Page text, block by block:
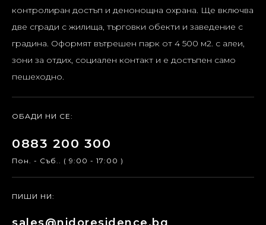
контролиран достъп и денонощна охрана. Ще включва
две сгради с жилища, търговки обекти и заведение с
градина. Оформят вътрешен парк от 4 500 м2. с алеи,
зони за отдих, социален контакт и е достъпен само
пешеходно.
ОБАДИ НИ СЕ:
0883 200 300
Пон. - Съб.. ( 9:00 - 17:00 )
ПИШИ НИ: